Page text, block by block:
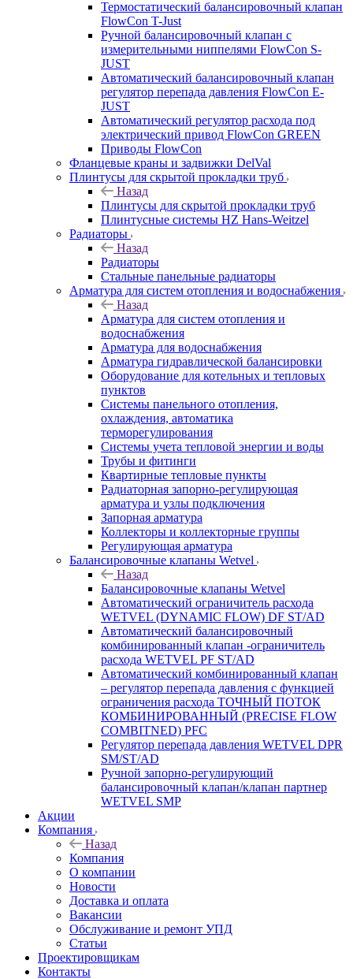
Термостатический балансировочный клапан
FlowСon T-Just
Ручной балансировочный клапан с
измерительными ниппелями FlowСon S-
JUST
Автоматический балансировочный клапан
регулятор перепада давления FlowСon E-
JUST
Автоматический регулятор расхода под
электрический привод FlowСon GREEN
Приводы FlowCon
Фланцевые краны и задвижки DelVal
Плинтусы для скрытой прокладки труб
Назад
Плинтусы для скрытой прокладки труб
Плинтусные системы HZ Hans-Weitzel
Радиаторы
Назад
Радиаторы
Стальные панельные радиаторы
Арматура для систем отопления и водоснабжения
Назад
Арматура для систем отопления и
водоснабжения
Арматура для водоснабжения
Арматура гидравлической балансировки
Оборудование для котельных и тепловых
пунктов
Системы панельного отопления,
охлаждения, автоматика
терморегулирования
Системы учета тепловой энергии и воды
Трубы и фитинги
Квартирные тепловые пункты
Радиаторная запорно-регулирующая
арматура и узлы подключения
Запорная арматура
Коллекторы и коллекторные группы
Регулирующая арматура
Балансировочные клапаны Wetvel
Назад
Балансировочные клапаны Wetvel
Автоматический ограничитель расхода
WETVEL (DYNAMIC FLOW) DF ST/AD
Автоматический балансировочный
комбинированный клапан -ограничитель
расхода WETVEL PF ST/AD
Автоматический комбинированный клапан
– регулятор перепада давления с функцией
ограничения расхода ТОЧНЫЙ ПОТОК
КОМБИНИРОВАННЫЙ (PRECISE FLOW
COMBIТNED) PFC
Регулятор перепада давления WETVEL DPR
SM/ST/AD
Ручной запорно-регулирующий
балансировочный клапан/клапан партнер
WETVEL SMP
Акции
Компания
Назад
Компания
О компании
Новости
Доставка и оплата
Вакансии
Обслуживание и ремонт УПД
Статьи
Проектировщикам
Контакты